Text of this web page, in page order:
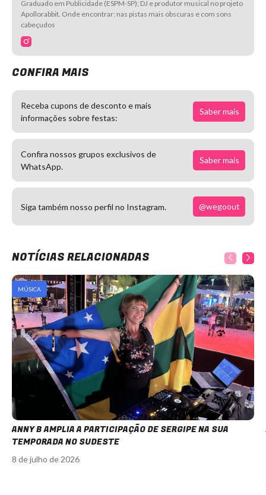
Graduado em Publicidade (ESPM-SP); DJ e produtor musical no projeto
Apollorabbit. Onde encontrar: nas pistas mais obscuras e com sons
cabeçudos
CONFIRA MAIS
Receba cupons de desconto e mais
informações sobre festas:
Saber mais
Confira nossos grupos exclusivos de
WhatsApp.
Saber mais
Siga também nosso perfil no Instagram. @wegoout
NOTÍCIAS RELACIONADAS
MÚSICA
ANNY B AMPLIA A PARTICIPAÇÃO DE SERGIPE NA SUA
TEMPORADA NO SUDESTE
8 de julho de 2026